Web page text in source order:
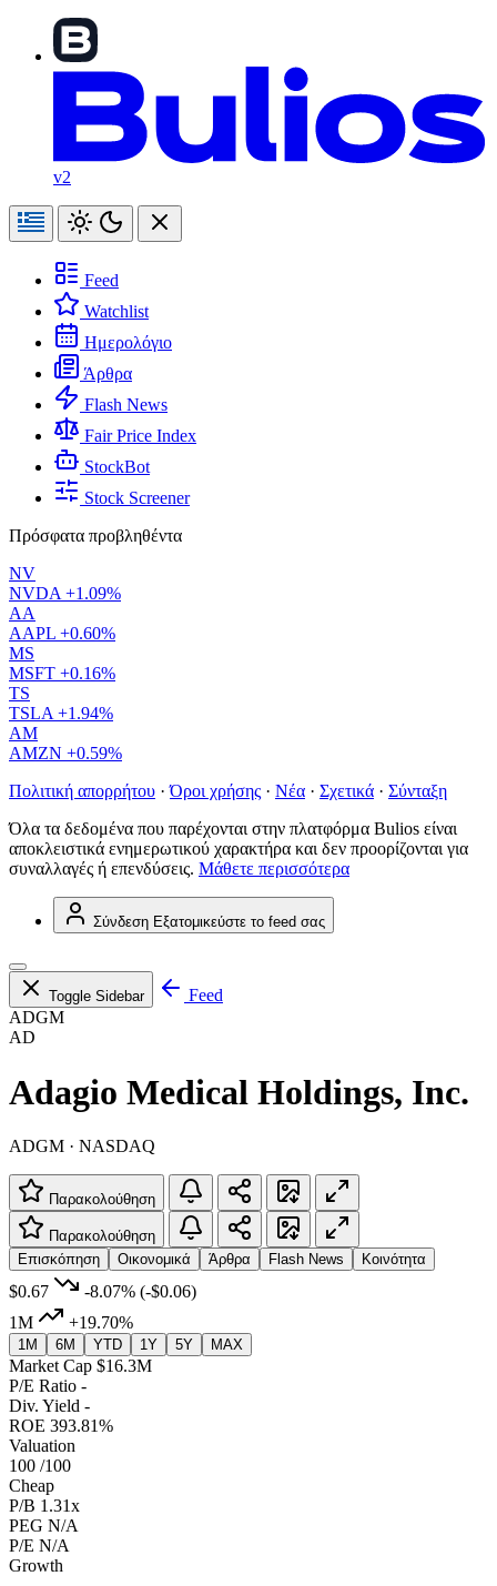
v2
Feed
Watchlist
Ημερολόγιο
Άρθρα
Flash News
Fair Price Index
StockBot
Stock Screener
Πρόσφατα προβληθέντα
NV
NVDA +1.09%
AA
AAPL +0.60%
MS
MSFT +0.16%
TS
TSLA +1.94%
AM
AMZN +0.59%
Πολιτική απορρήτου · Όροι χρήσης · Νέα · Σχετικά · Σύνταξη
Όλα τα δεδομένα που παρέχονται στην πλατφόρμα Bulios είναι
αποκλειστικά ενημερωτικού χαρακτήρα και δεν προορίζονται για
συναλλαγές ή επενδύσεις. Μάθετε περισσότερα
Σύνδεση Εξατομικεύστε το feed σας
Toggle Sidebar
Feed
ADGM
AD
Adagio Medical Holdings, Inc.
ADGM · NASDAQ
Παρακολούθηση
Παρακολούθηση
Επισκόπηση
Οικονομικά Άρθρα Flash News Κοινότητα
$0.67 -8.07% (-$0.06)
1M
+19.70%
1M 6M YTD 1Y 5Y MAX
Market Cap $16.3M
P/E Ratio -
Div. Yield -
ROE 393.81%
Valuation
100 /100
Cheap
P/B 1.31x
PEG N/A
P/E N/A
Growth